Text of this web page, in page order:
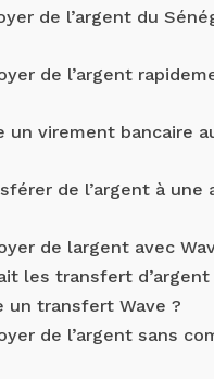
de l’argent du
de l’argent
un virement bancaire
de l’argent à une
de largent avec
les transfert d’argent
un transfert Wave ?
de l’argent sans